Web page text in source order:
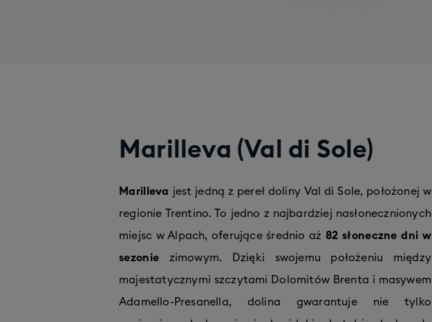
Marilleva (Val di Sole)
Marilleva jest jedną z pereł doliny Val di Sole, położonej w
regionie Trentino. To jedno z najbardziej nasłonecznionych
miejsc w Alpach, oferujące średnio aż 82 słoneczne dni w
sezonie zimowym. Dzięki swojemu położeniu między
majestatycznymi szczytami Dolomitów Brenta i masywem
Adamello-Presanella, dolina gwarantuje nie tylko